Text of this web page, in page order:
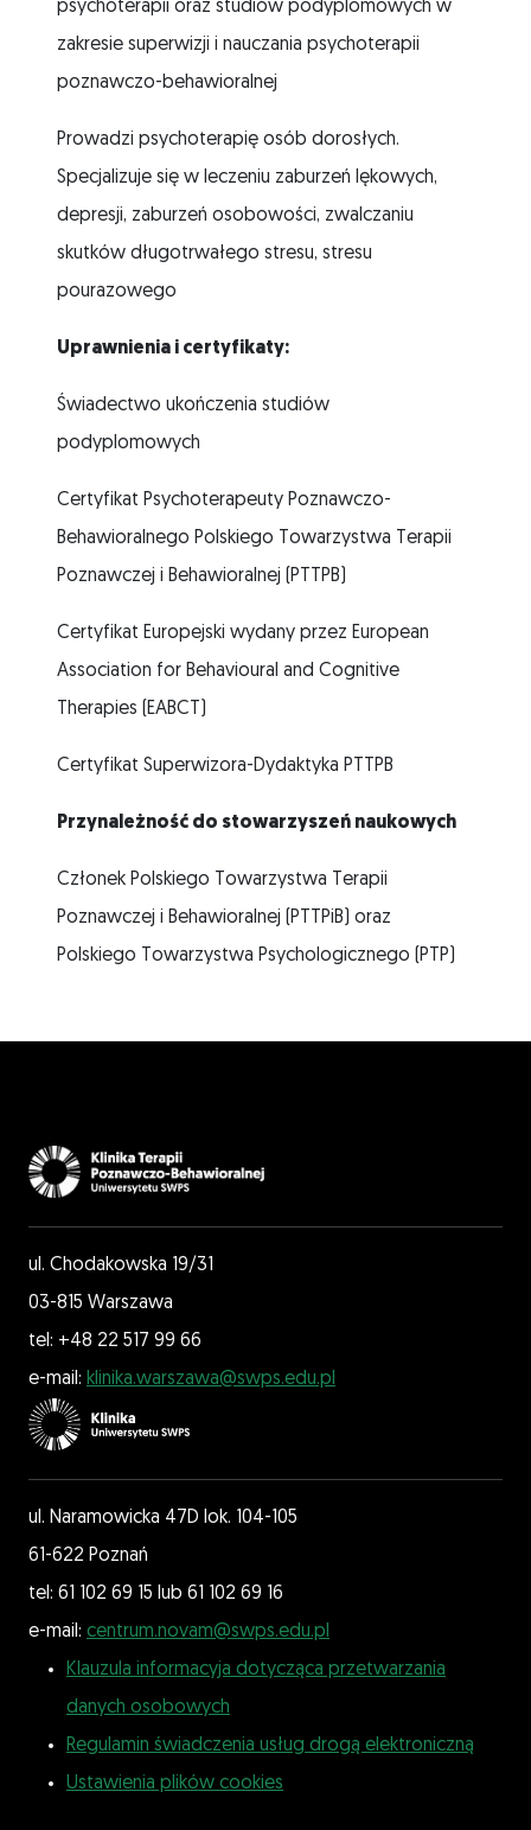
psychoterapii oraz studiów podyplomowych w
zakresie superwizji i nauczania psychoterapii
poznawczo-behawioralnej
Prowadzi psychoterapię osób dorosłych.
Specjalizuje się w leczeniu zaburzeń lękowych,
depresji, zaburzeń osobowości, zwalczaniu
skutków długotrwałego stresu, stresu
pourazowego
Uprawnienia i certyfikaty:
Świadectwo ukończenia studiów
podyplomowych
Certyfikat Psychoterapeuty Poznawczo-
Behawioralnego Polskiego Towarzystwa Terapii
Poznawczej i Behawioralnej (PTTPB)
Certyfikat Europejski wydany przez European
Association for Behavioural and Cognitive
Therapies (EABCT)
Certyfikat Superwizora-Dydaktyka PTTPB
Przynależność do stowarzyszeń naukowych
Członek Polskiego Towarzystwa Terapii
Poznawczej i Behawioralnej (PTTPiB) oraz
Polskiego Towarzystwa Psychologicznego (PTP)
ul. Chodakowska 19/31
03-815 Warszawa
tel: +48 22 517 99 66
e-mail: klinika.warszawa@swps.edu.pl
ul. Naramowicka 47D lok. 104-105
61-622 Poznań
tel: 61 102 69 15 lub 61 102 69 16
e-mail: centrum.novam@swps.edu.pl
Klauzula informacyja dotycząca przetwarzania
danych osobowych
Regulamin świadczenia usług drogą elektroniczną
Ustawienia plików cookies